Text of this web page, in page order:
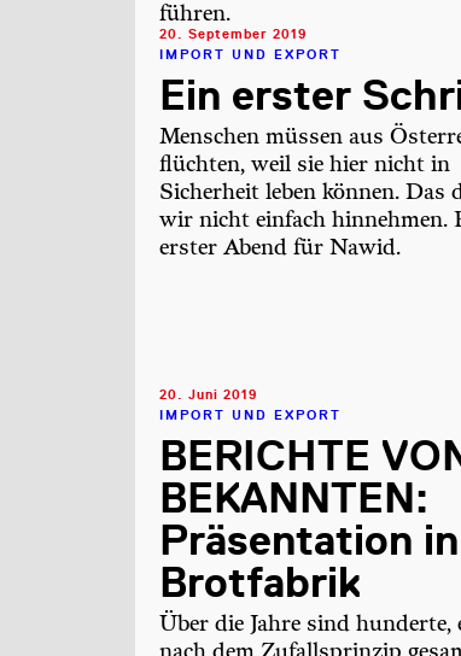
führen.
20. September 2019
IMPORT UND EXPORT
Ein erster
Menschen müssen aus
flüchten, weil sie hier nicht in
Sicherheit leben können. Das
wir nicht einfach hinnehmen.
erster Abend für Nawid.
20. Juni 2019
IMPORT UND EXPORT
BERICHTE
BEKANNTEN:
Präsentation
Brotfabrik
Über die Jahre sind hunderte,